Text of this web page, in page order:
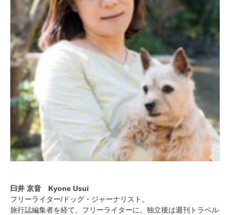
臼井 京音 Kyone Usui
フリーライター/ドッグ・ジャーナリスト。
旅行誌編集者を経て、フリーライターに。独立後は週刊トラベル